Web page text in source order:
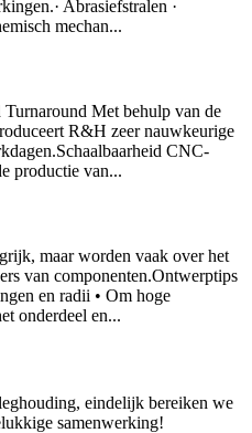
Abrasiefstralen ·
mechan...
Met behulp van de
R&H zeer nauwkeurige
CNC-
productie van...
maar worden vaak over het
van componenten.Ontwerptips
en radii • Om hoge
onderdeel en...
eindelijk bereiken we
samenwerking!